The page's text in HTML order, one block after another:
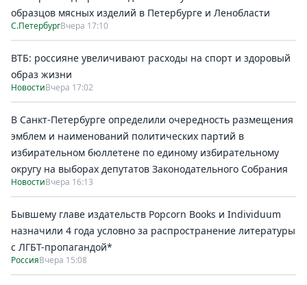
образцов мясных изделий в Петербурге и Ленобласти
С.ПетербургВчера 17:10
ВТБ: россияне увеличивают расходы на спорт и здоровый
образ жизни
НовостиВчера 17:02
В Санкт-Петербурге определили очередность размещения
эмблем и наименований политических партий в
избирательном бюллетене по единому избирательному
округу на выборах депутатов Законодательного Собрания
НовостиВчера 16:13
Бывшему главе издательств Popcorn Books и Individuum
назначили 4 года условно за распространение литературы
с ЛГБТ-пропагандой*
РоссияВчера 15:08